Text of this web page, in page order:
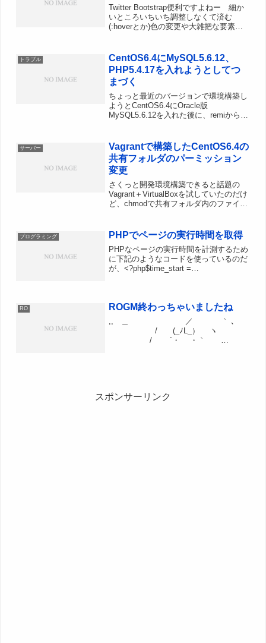
Twitter Bootstrap便利ですよねー 細か
いところいちいち調整しなくて済む
(:hoverとか)色の変更や大雑把な要素の
トラブル
CentOS6.4にMySQL5.6.12、
PHP5.4.17を入れようとしてつ
まづく
ちょっと最近のバージョンで環境構築し
ようとCentOS6.4にOracle版
MySQL5.6.12を入れた後に、remiから
サーバー
Vagrantで構築したCentOS6.4の
共有フォルダのパーミッション
変更
さくっと開発環境構築できると話題の
Vagrant＋VirtualBoxを試していたのだけ
ど、chmodで共有フォルダ内のファイル
が悪いのかなんなのか共有フォルダを...
プログラミング PHPでページの実行時間を取得
PHPなページの実行時間を計測するため
に下記のようなコードを使っているのだ
が、<?php$time_start =
RO ROGM終わっちゃいましたね
,, ＿ ／ ｀ ､
/ (_ﾉL_） ヽ
/ ´・ ・｀
スポンサーリンク